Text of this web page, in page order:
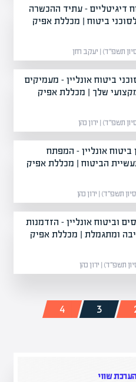
דיגיטליים – עתיד ההכשרה
ביטוח | מכללת אפיק
ביטוח אונליין – מעמיקים
שלך | מכללת אפיק
אונליין – המפתח
הביטוח | מכללת אפיק
וביטוח אונליין – הזדמנות
ומתגמלת | מכללת אפיק
3
4
שווי